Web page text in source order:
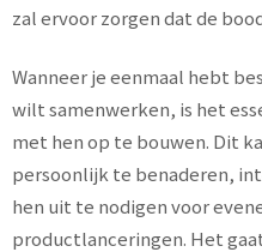
zal ervoor zorgen dat de
Wanneer je eenmaal hebt
wilt samenwerken, is het
met hen op te bouwen. Dit
persoonlijk te benaderen,
hen uit te nodigen voor
productlanceringen. Het